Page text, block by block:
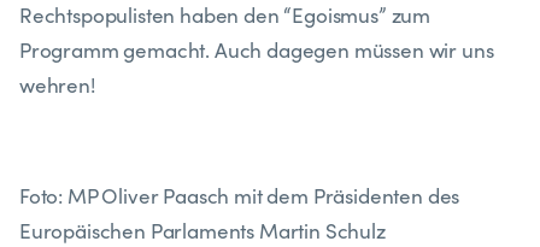
Rechtspopulisten haben den “Egoismus” zum
Programm gemacht. Auch dagegen müssen wir uns
wehren!
Foto: MP Oliver Paasch mit dem Präsidenten des
Europäischen Parlaments Martin Schulz